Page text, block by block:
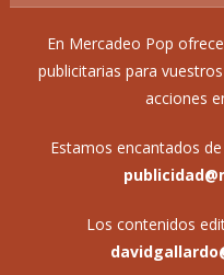
En Mercadeo Pop
publicitarias para
acciones
Estamos encantados
Los contenidos